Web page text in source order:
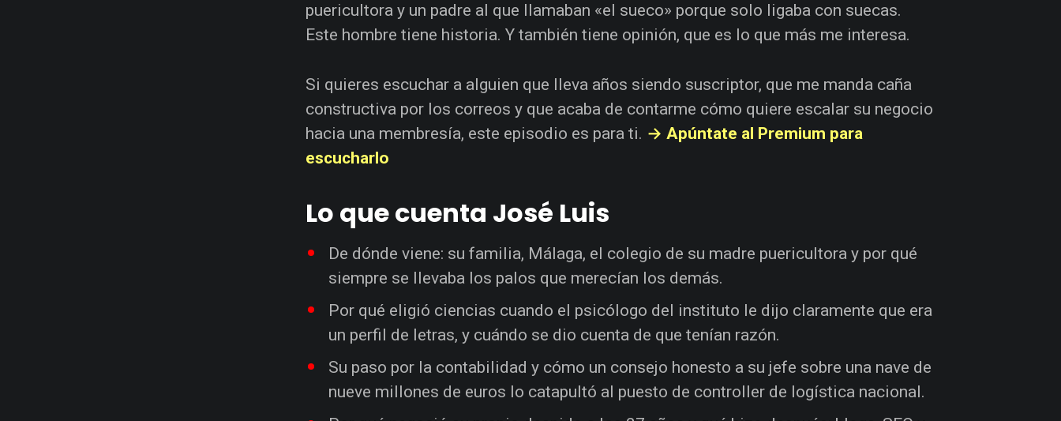
puericultora y un padre al que llamaban «el sueco» porque solo ligaba con suecas.
Este hombre tiene historia. Y también tiene opinión, que es lo que más me interesa.
Si quieres escuchar a alguien que lleva años siendo suscriptor, que me manda caña
constructiva por los correos y que acaba de contarme cómo quiere escalar su negocio
hacia una membresía, este episodio es para ti. → Apúntate al Premium para
escucharlo
Lo que cuenta José Luis
De dónde viene: su familia, Málaga, el colegio de su madre puericultora y por qué
siempre se llevaba los palos que merecían los demás.
Por qué eligió ciencias cuando el psicólogo del instituto le dijo claramente que era
un perfil de letras, y cuándo se dio cuenta de que tenían razón.
Su paso por la contabilidad y cómo un consejo honesto a su jefe sobre una nave de
nueve millones de euros lo catapultó al puesto de controller de logística nacional.